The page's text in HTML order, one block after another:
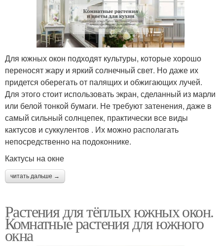
Для южных окон подходят культуры, которые хорошо
переносят жару и яркий солнечный свет. Но даже их
придется оберегать от палящих и обжигающих лучей.
Для этого стоит использовать экран, сделанный из марли
или белой тонкой бумаги. Не требуют затенения, даже в
самый сильный солнцепек, практически все виды
кактусов и суккулентов . Их можно располагать
непосредственно на подоконнике.
Кактусы на окне
читать дальше →
Растения для тёплых южных окон.
Комнатные растения для южного
окна